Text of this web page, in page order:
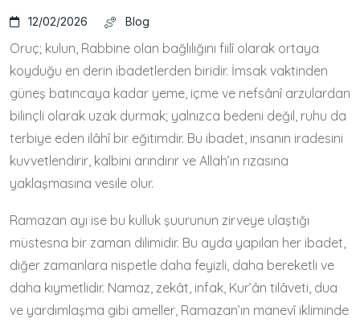
12/02/2026 Blog
Oruç; kulun, Rabbine olan bağlılığını fiilî olarak ortaya
koyduğu en derin ibadetlerden biridir. İmsak vaktinden
güneş batıncaya kadar yeme, içme ve nefsânî arzulardan
bilinçli olarak uzak durmak; yalnızca bedeni değil, ruhu da
terbiye eden ilâhî bir eğitimdir. Bu ibadet, insanın iradesini
kuvvetlendirir, kalbini arındırır ve Allah’ın rızasına
yaklaşmasına vesile olur.
Ramazan ayı ise bu kulluk şuurunun zirveye ulaştığı
müstesna bir zaman dilimidir. Bu ayda yapılan her ibadet,
diğer zamanlara nispetle daha feyizli, daha bereketli ve
daha kıymetlidir. Namaz, zekât, infak, Kur’ân tilâveti, dua
ve yardımlaşma gibi ameller, Ramazan’ın manevî ikliminde